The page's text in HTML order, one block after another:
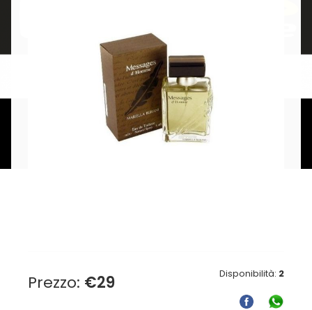
Prezzo: €29 Disponibilità: 2